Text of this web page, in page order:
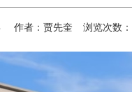
作者：贾先奎 浏览次数：